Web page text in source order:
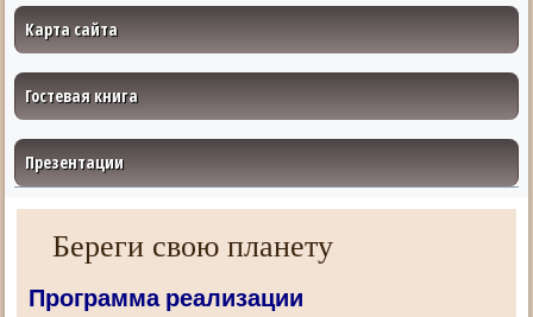
Карта сайта
Гостевая книга
Презентации
Береги свою планету
Программа реализации